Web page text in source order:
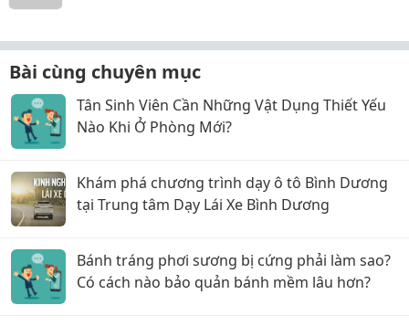
Bài cùng chuyên mục
Tân Sinh Viên Cần Những Vật Dụng Thiết Yếu
Nào Khi Ở Phòng Mới?
Khám phá chương trình dạy ô tô Bình Dương
tại Trung tâm Dạy Lái Xe Bình Dương
Bánh tráng phơi sương bị cứng phải làm sao?
Có cách nào bảo quản bánh mềm lâu hơn?